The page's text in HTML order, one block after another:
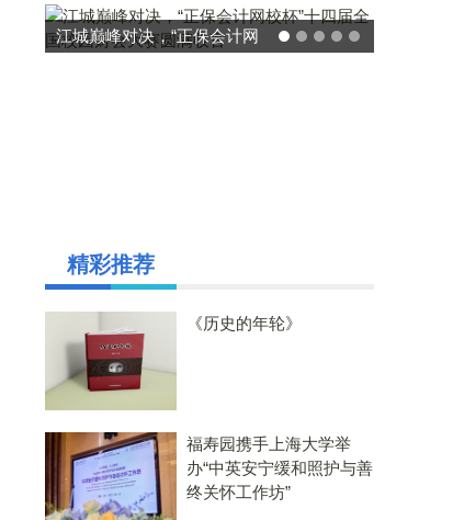
江城巅峰对决，“正保会计网
精彩推荐
《历史的年轮》
福寿园携手上海大学举
办“中英安宁缓和照护与善
终关怀工作坊”